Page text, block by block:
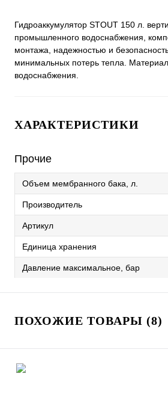
Гидроаккумулятор STOUT 150 л.
промышленного водоснабжения,
монтажа, надежностью и
минимальных потерь тепла.
водоснабжения.
ХАРАКТЕРИСТИКИ
Прочие
Объем мембранного бака, л.
Производитель
Артикул
Единица хранения
Давление максимальное, бар
ПОХОЖИЕ ТОВАРЫ (8)